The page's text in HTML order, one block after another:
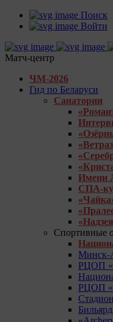
Поиск
Войти
Матч-центр
ЧМ-2026
Гид по Беларуси
Санатории
Имени
СПА-
Спортивные
Минск-
РЦОП
РЦОП